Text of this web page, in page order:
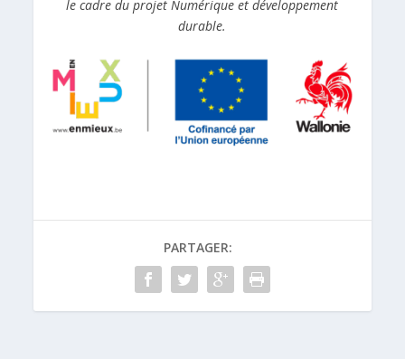
le cadre du projet Numérique et développement
durable.
PARTAGER: